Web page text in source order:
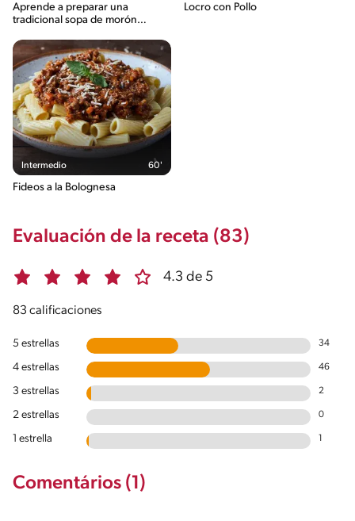
Aprende a preparar una
tradicional sopa de morón
Locro con Pollo
Intermedio 60'
Fideos a la Bolognesa
Evaluación de la receta (83)
4.3 de 5
83 calificaciones
5 estrellas 34
4 estrellas 46
3 estrellas 2
2 estrellas 0
1 estrella 1
Comentários (1)